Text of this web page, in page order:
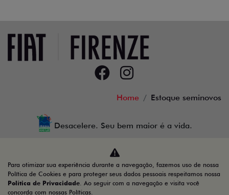
Home Estoque seminovos
Desacelere. Seu bem maior é a vida.
Firenze Comercio de Veiculos LTDA
23.509.950/0001-41
Para otimizar sua experiência durante a navegação, fazemos uso de nossa
Política de Cookies e para proteger seus dados pessoais respeitamos nossa
Política de Privacidade. Ao seguir com a navegação e visita você
concorda com nossas Políticas.